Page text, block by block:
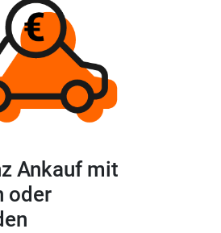
Ankauf mit
oder